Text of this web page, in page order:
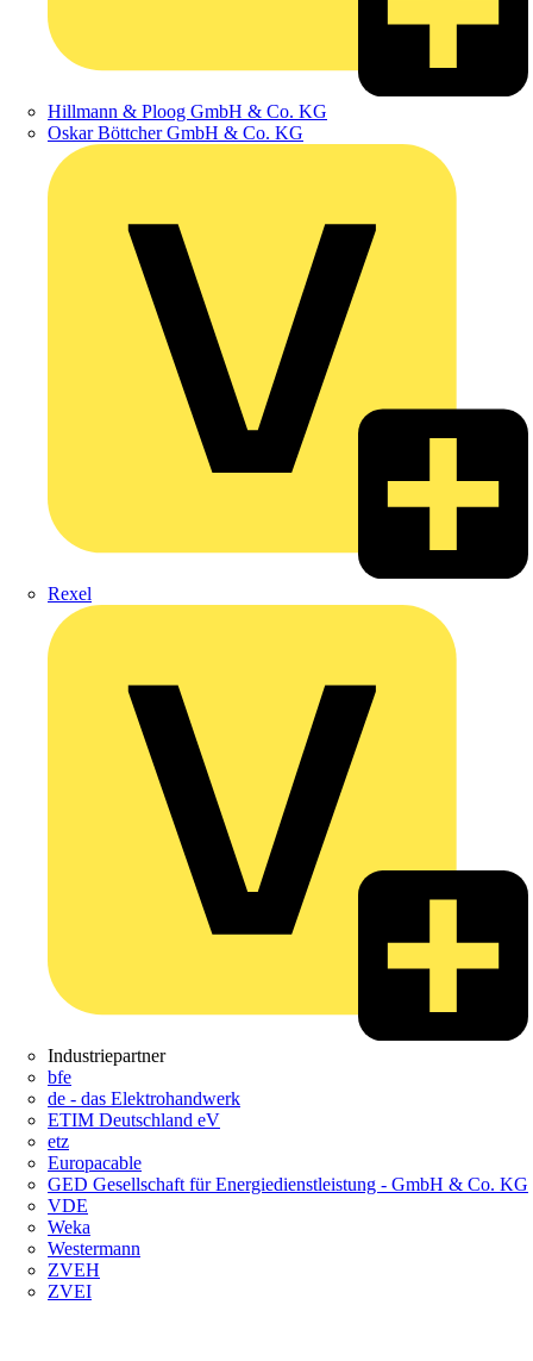
Hillmann & Ploog GmbH & Co. KG
Oskar Böttcher GmbH & Co. KG
Rexel
Industriepartner
bfe
de - das Elektrohandwerk
ETIM Deutschland eV
etz
Europacable
GED Gesellschaft für Energiedienstleistung - GmbH & Co. KG
VDE
Weka
Westermann
ZVEH
ZVEI